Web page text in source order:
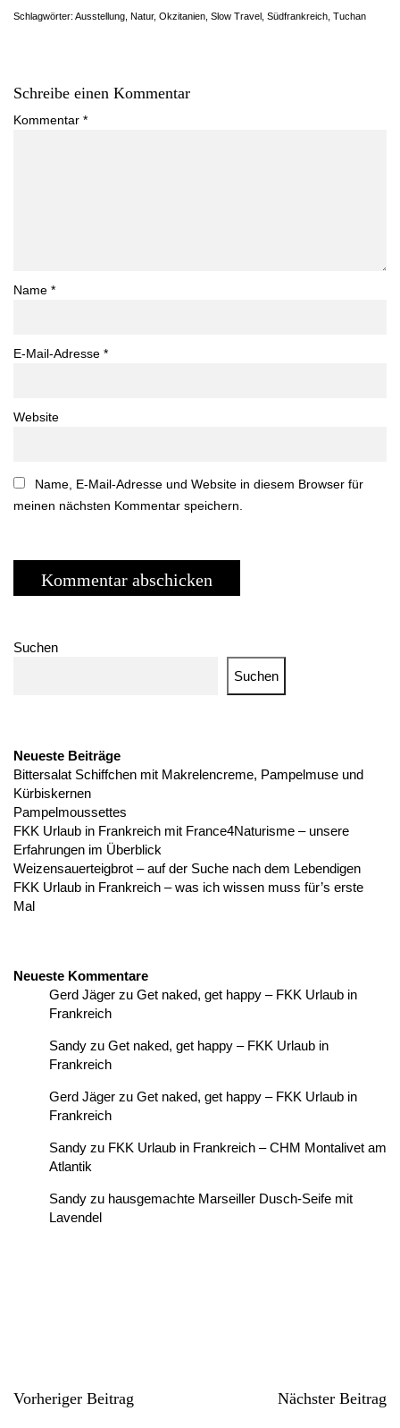
Schlagwörter: Ausstellung Natur, Okzitanien Slow Travel Südfrankreich Tuchan
Schreibe einen Kommentar
Kommentar *
Name *
E-Mail-Adresse *
Website
Name, E-Mail-Adresse und Website in diesem Browser für
meinen nächsten Kommentar speichern.
Suchen
Suchen
Neueste Beiträge
Bittersalat Schiffchen mit Makrelencreme, Pampelmuse und
Kürbiskernen
Pampelmoussettes
FKK Urlaub in Frankreich mit France4Naturisme – unsere
Erfahrungen im Überblick
Weizensauerteigbrot – auf der Suche nach dem Lebendigen
FKK Urlaub in Frankreich – was ich wissen muss für’s erste
Mal
Neueste Kommentare
Gerd Jäger zu Get naked, get happy – FKK Urlaub in
Frankreich
Sandy zu Get naked, get happy – FKK Urlaub in
Frankreich
Gerd Jäger zu Get naked, get happy – FKK Urlaub in
Frankreich
Sandy zu FKK Urlaub in Frankreich – CHM Montalivet am
Atlantik
Sandy zu hausgemachte Marseiller Dusch-Seife mit
Lavendel
Vorheriger Beitrag Nächster Beitrag